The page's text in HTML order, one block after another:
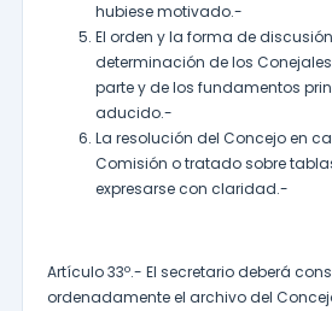
hubiese motivado.-
El orden y la forma de
determinación de los
parte y de los fundamentos
aducido.-
La resolución del Concejo en
Comisión o tratado sobre
expresarse con claridad.-
Artículo 33º.- El secretario deberá
ordenadamente el archivo del